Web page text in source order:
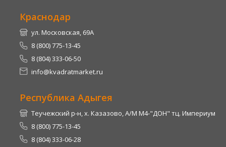
Краснодар
ул. Московская, 69А
8 (800) 775-13-45
8 (804) 333-06-50
info@kvadratmarket.ru
Республика Адыгея
Теучежский р-н, х. Казазово, А/М М4-"ДОН" тц. Империум
8 (800) 775-13-45
8 (804) 333-06-28